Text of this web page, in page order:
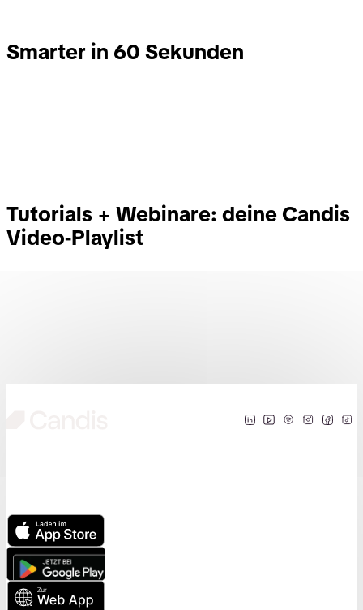
Smarter in 60 Sekunden
Tutorials + Webinare: deine Candis
Video-Playlist